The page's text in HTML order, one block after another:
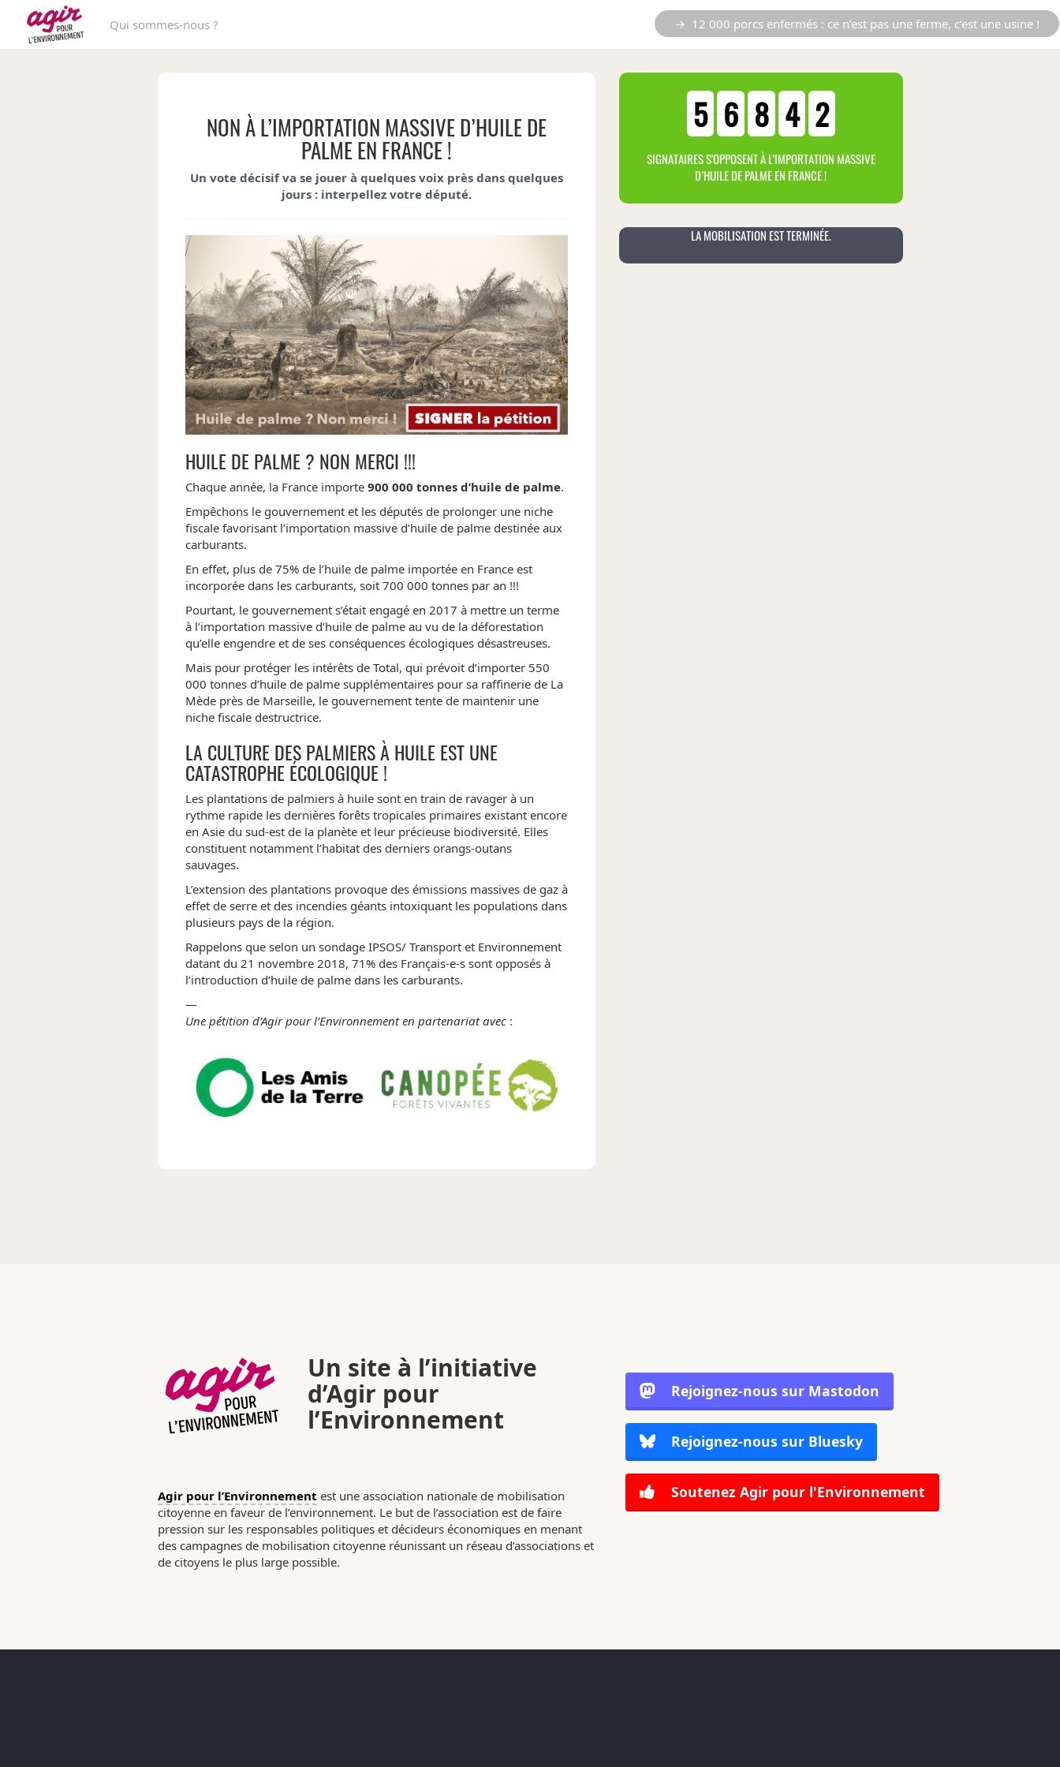
Qui sommes-nous ? → 12 000 porcs enfermés : ce n’est pas une ferme, c’est une usine !
NON À L’IMPORTATION MASSIVE D’HUILE DE
PALME EN FRANCE !
Un vote décisif va se jouer à quelques voix près dans quelques
jours : interpellez votre député.
HUILE DE PALME ? NON MERCI !!!
Chaque année, la France importe 900 000 tonnes d’huile de palme.
Empêchons le gouvernement et les députés de prolonger une niche
fiscale favorisant l’importation massive d’huile de palme destinée aux
carburants.
En effet, plus de 75% de l’huile de palme importée en France est
incorporée dans les carburants, soit 700 000 tonnes par an !!!
Pourtant, le gouvernement s’était engagé en 2017 à mettre un terme
à l’importation massive d’huile de palme au vu de la déforestation
qu’elle engendre et de ses conséquences écologiques désastreuses.
Mais pour protéger les intérêts de Total, qui prévoit d’importer 550
000 tonnes d’huile de palme supplémentaires pour sa raffinerie de La
Mède près de Marseille, le gouvernement tente de maintenir une
niche fiscale destructrice.
LA CULTURE DES PALMIERS À HUILE EST UNE
CATASTROPHE ÉCOLOGIQUE !
Les plantations de palmiers à huile sont en train de ravager à un
rythme rapide les dernières forêts tropicales primaires existant encore
en Asie du sud-est de la planète et leur précieuse biodiversité. Elles
constituent notamment l’habitat des derniers orangs-outans
sauvages.
L’extension des plantations provoque des émissions massives de gaz à
effet de serre et des incendies géants intoxiquant les populations dans
plusieurs pays de la région.
Rappelons que selon un sondage IPSOS/ Transport et Environnement
datant du 21 novembre 2018, 71% des Français-e-s sont opposés à
l’introduction d’huile de palme dans les carburants.
—
Une pétition d’Agir pour l’Environnement en partenariat avec:
5 6 8 4 2
SIGNATAIRES S'OPPOSENT À L’IMPORTATION MASSIVE
D’HUILE DE PALME EN FRANCE !
LA MOBILISATION EST TERMINÉE.
Un site à l’initiative
d’Agir pour
l’Environnement
Agir pour l’Environnement est une association nationale de mobilisation
citoyenne en faveur de l’environnement. Le but de l’association est de faire
pression sur les responsables politiques et décideurs économiques en menant
des campagnes de mobilisation citoyenne réunissant un réseau d’associations et
de citoyens le plus large possible.
Rejoignez-nous sur Mastodon
Rejoignez-nous sur Bluesky
Soutenez Agir pour l'Environnement